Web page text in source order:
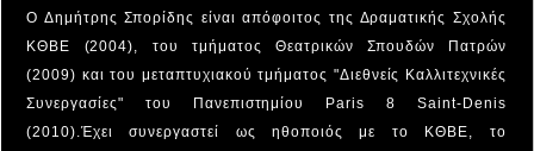
Ο Δημήτρης Σπορίδης είναι απόφοιτος της Δραματικής Σχολής
ΚΘΒΕ (2004), του τμήματος Θεατρικών Σπουδών Πατρών
(2009) και του μεταπτυχιακού τμήματος "Διεθνείς Καλλιτεχνικές
Συνεργασίες" του Πανεπιστημίου Paris 8 Saint-Denis
(2010).Έχει συνεργαστεί ως ηθοποιός με το ΚΘΒΕ, το